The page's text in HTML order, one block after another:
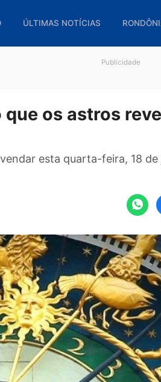
INÍCIO ÚLTIMAS NOTÍCIAS
o que os
desvendar esta quarta-